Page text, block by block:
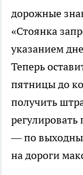
дорожные
«Стоянка
указанием
Теперь
пятницы до
получить
— по
на дороги